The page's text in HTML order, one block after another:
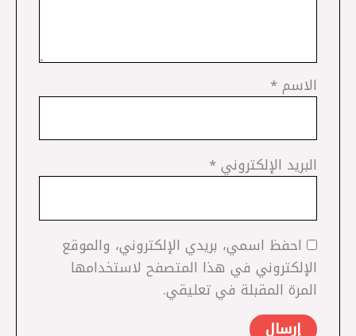
الاسم*
البريد الإلكتروني*
احفظ اسمي، بريدي الإلكتروني، والموقع
الإلكتروني في هذا المتصفح لاستخدامها
المرة المقبلة في تعليقي.